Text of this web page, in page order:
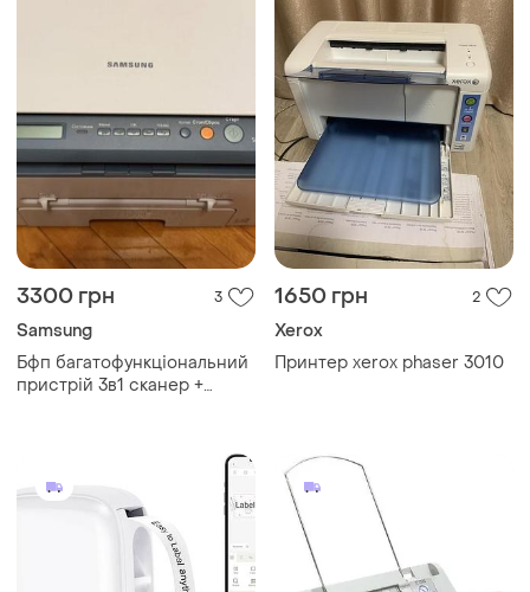
3300 грн 3
Samsung
Бфп багатофункціональний
пристрій 3в1 сканер +
1650 грн 2
Xerox
Принтер xerox phaser 3010